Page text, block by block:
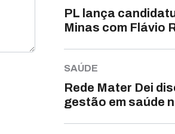
PL lança
Minas com Flávio
SAÚDE
Rede Mater Dei
gestão em saúde